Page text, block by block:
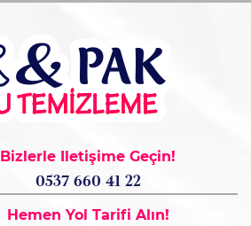
Bizlerle İletişime Geçin!
0537 660 41 22
Hemen Yol Tarifi Alın!